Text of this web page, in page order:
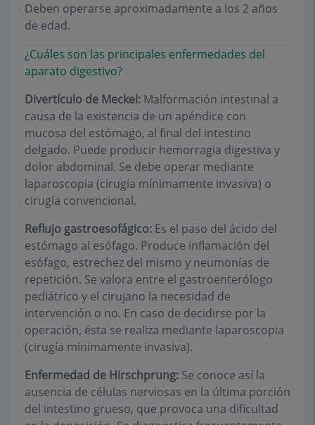
Deben operarse aproximadamente a los 2 años
de edad.
¿Cuáles son las principales enfermedades del
aparato digestivo?
Divertículo de Meckel: Malformación intestinal a
causa de la existencia de un apéndice con
mucosa del estómago, al final del intestino
delgado. Puede producir hemorragia digestiva y
dolor abdominal. Se debe operar mediante
laparoscopia (cirugía mínimamente invasiva) o
cirugía convencional.
Reflujo gastroesofágico: Es el paso del ácido del
estómago al esófago. Produce inflamación del
esófago, estrechez del mismo y neumonías de
repetición. Se valora entre el gastroenterólogo
pediátrico y el cirujano la necesidad de
intervención o no. En caso de decidirse por la
operación, ésta se realiza mediante laparoscopia
(cirugía mínimamente invasiva).
Enfermedad de Hirschprung: Se conoce así la
ausencia de células nerviosas en la última porción
del intestino grueso, que provoca una dificultad